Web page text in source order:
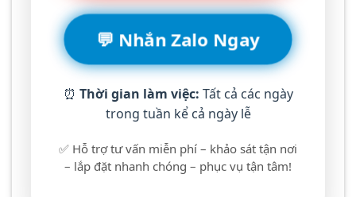
💬 Nhắn Zalo Ngay
⏰ Thời gian làm việc: Tất cả các ngày
trong tuần kể cả ngày lễ
✅ Hỗ trợ tư vấn miễn phí – khảo sát tận nơi
– lắp đặt nhanh chóng – phục vụ tận tâm!